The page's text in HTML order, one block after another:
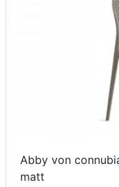
Abby von
matt